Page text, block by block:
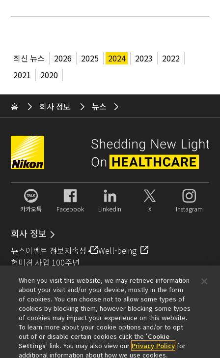
최신 뉴스 2026 2025 2024 2023
2022
2021
2020
홈 회사 정보 뉴스
카카오톡 Facebook LinkedIn X Instagram
회사 정보
뉴스이벤트 정보지속성
Well-being
현미경 사업 100주년
추천 링크
대물렌즈 셀렉터 Resolution CalculatorPubScopeOEM
Nikon Small World
MicroscopyU
기타 니콘 제품
카메라 및 쌍안경 관련 제품
산업용 계측 제품
When you visit this website, we may retrieve information
about your visit and/or your device, mostly in the form
of cookies. You can choose not to allow some types of
cookies by blocking them, however blocking some types
of cookies may impact your experience on this website.
To learn more about your cookie options and/or to opt
out of or disable certain cookies click the ‘Cookie
Settings’ link. You may also view our Privacy Policy for
additional information about how we use cookies.